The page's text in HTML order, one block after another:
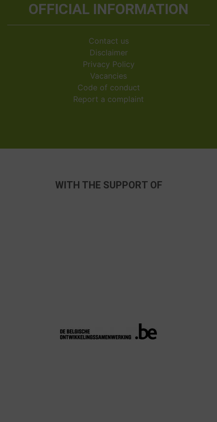
OFFICIAL INFORMATION
Contact us
Disclaimer
Privacy Policy
Vacancies
Code of conduct
Report a complaint
WITH THE SUPPORT OF